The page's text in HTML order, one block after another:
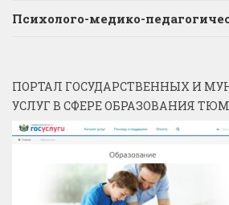
Психолого-медико-
ПОРТАЛ ГОСУДАРСТВЕННЫХ И
УСЛУГ В СФЕРЕ ОБРАЗОВАНИЯ